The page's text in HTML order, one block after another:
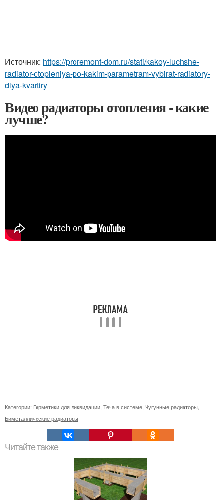
Источник: https://proremont-dom.ru/stati/kakoy-luchshe-
radiator-otopleniya-po-kakim-parametram-vybirat-radiatory-
dlya-kvartiry
Видео радиаторы отопления - какие
лучше?
Категории: Герметики для ликвидации Теча в системе Чугунные радиаторы
Биметаллические радиаторы
Читайте также